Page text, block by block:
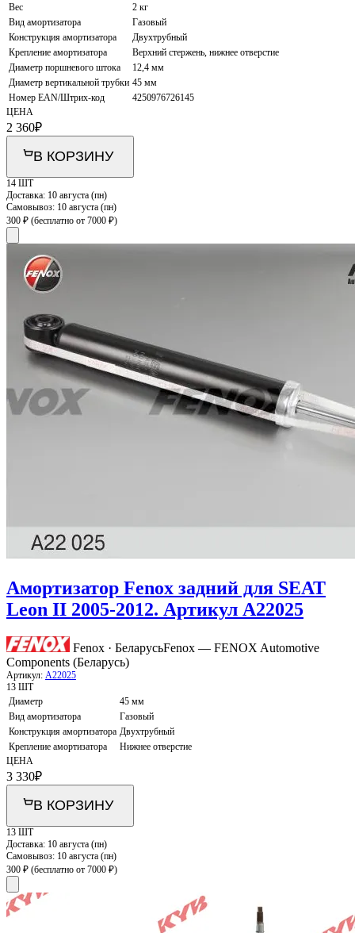
Вес
2 кг
Вид амортизатора
Газовый
Конструкция амортизатора
Двухтрубный
Крепление амортизатора
Верхний стержень, нижнее отверстие
Диаметр поршневого штока
12,4 мм
Диаметр вертикальной трубки 45 мм
Номер EAN/Штрих-код
4250976726145
ЦЕНА
2 360₽
В КОРЗИНУ
14 ШТ
Доставка: 10 августа (пн)
Самовывоз: 10 августа (пн)
300 ₽ (бесплатно от 7000 ₽)
Амортизатор Fenox задний для SEAT
Leon II 2005-2012. Артикул A22025
Fenox · БеларусьFenox — FENOX Automotive
Components (Беларусь)
Артикул: A22025
13 ШТ
Диаметр
45 мм
Вид амортизатора
Газовый
Конструкция амортизатора Двухтрубный
Крепление амортизатора
Нижнее отверстие
ЦЕНА
3 330₽
В КОРЗИНУ
13 ШТ
Доставка: 10 августа (пн)
Самовывоз: 10 августа (пн)
300 ₽ (бесплатно от 7000 ₽)